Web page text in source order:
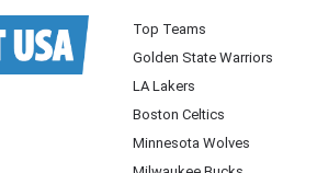
Top Teams
Golden State Warriors
LA Lakers
Boston Celtics
Minnesota Wolves